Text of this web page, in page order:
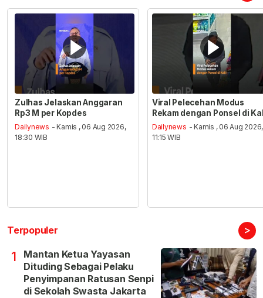
Zulhas Jelaskan Anggaran
Rp3 M per Kopdes
Dailynews - Kamis , 06 Aug 2026,
18:30 WIB
Viral Pelecehan Modus
Rekam dengan Ponsel di
Dailynews - Kamis , 06 Aug 2026,
11:15 WIB
Terpopuler >
1
Mantan Ketua Yayasan
Dituding Sebagai Pelaku
Penyimpanan Ratusan Senpi
di Sekolah Swasta Jakarta